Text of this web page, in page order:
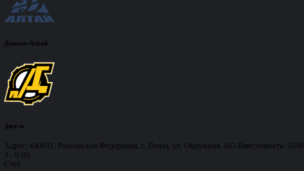
Динамо-Алтай
Дизель
Адрес: 440031, Российская Федерация, г. Пенза, ул. Окружная, 163 Вместимость:
3 - 0 (б)
Счет